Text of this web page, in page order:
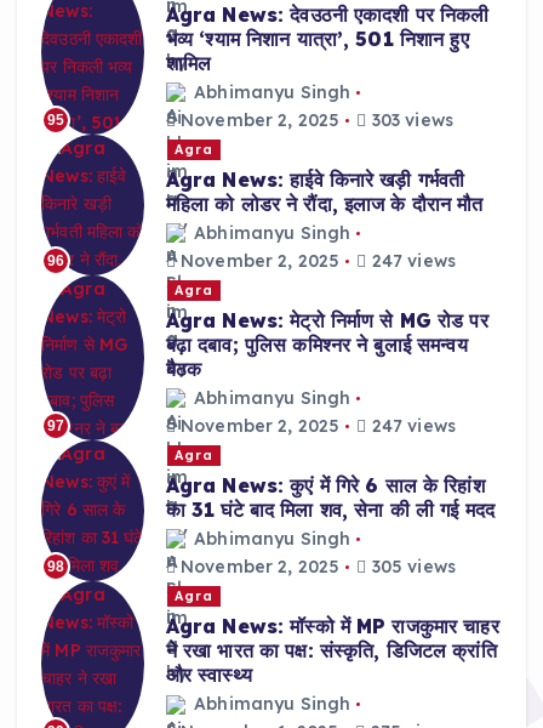
95
Agra News: देवउठनी एकादशी पर निकली
भव्य ‘श्याम निशान यात्रा’, 501 निशान हुए
शामिल
Abhimanyu Singh
November 2, 2025
303 views
96
Agra
Agra News: हाईवे किनारे खड़ी गर्भवती
महिला को लोडर ने रौंदा, इलाज के दौरान मौत
Abhimanyu Singh
November 2, 2025
247 views
97
Agra
Agra News: मेट्रो निर्माण से MG रोड पर
बढ़ा दबाव; पुलिस कमिश्नर ने बुलाई समन्वय
बैठक
Abhimanyu Singh
November 2, 2025
247 views
98
Agra
Agra News: कुएं में गिरे 6 साल के रिहांश
का 31 घंटे बाद मिला शव, सेना की ली गई मदद
Abhimanyu Singh
November 2, 2025
305 views
Agra
Agra News: मॉस्को में MP राजकुमार चाहर
ने रखा भारत का पक्ष: संस्कृति, डिजिटल क्रांति
और स्वास्थ्य
Abhimanyu Singh